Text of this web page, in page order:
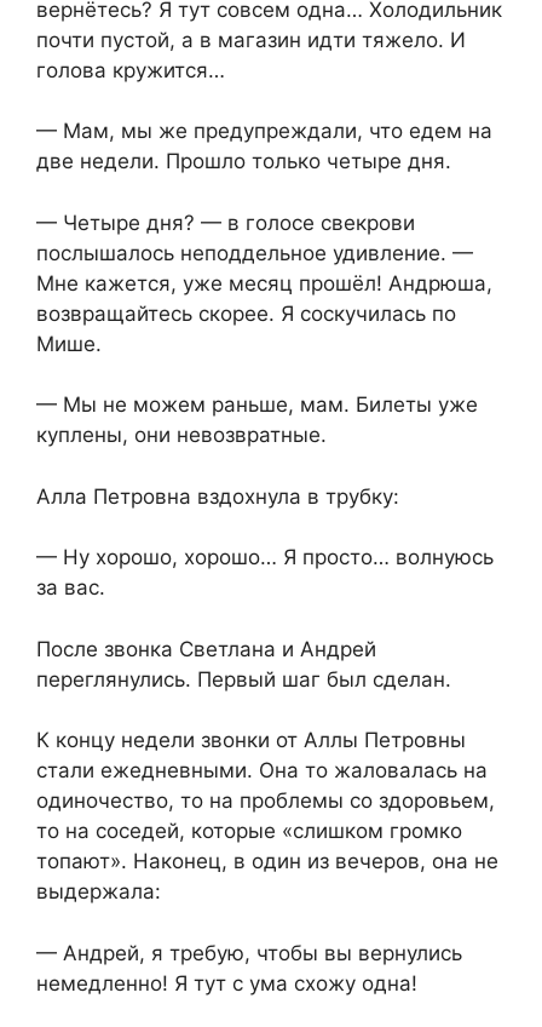
вернётесь? Я тут совсем одна… Холодильник
почти пустой, а в магазин идти тяжело. И
голова кружится…
— Мам, мы же предупреждали, что едем на
две недели. Прошло только четыре дня.
— Четыре дня? — в голосе свекрови
послышалось неподдельное удивление. —
Мне кажется, уже месяц прошёл! Андрюша,
возвращайтесь скорее. Я соскучилась по
Мише.
— Мы не можем раньше, мам. Билеты уже
куплены, они невозвратные.
Алла Петровна вздохнула в трубку:
— Ну хорошо, хорошо… Я просто… волнуюсь
за вас.
После звонка Светлана и Андрей
переглянулись. Первый шаг был сделан.
К концу недели звонки от Аллы Петровны
стали ежедневными. Она то жаловалась на
одиночество, то на проблемы со здоровьем,
то на соседей, которые «слишком громко
топают». Наконец, в один из вечеров, она не
выдержала:
— Андрей, я требую, чтобы вы вернулись
немедленно! Я тут с ума схожу одна!